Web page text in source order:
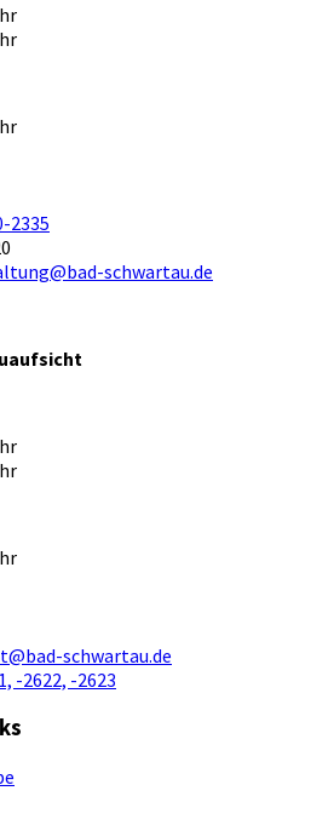
2335
schwartau.de
schwartau.de
-2622, -2623